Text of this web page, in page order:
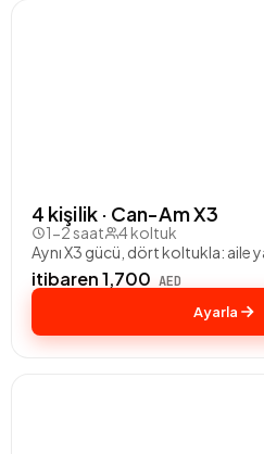
4 kişilik · Can-Am X3
1-2 saat
4 koltuk
Aynı X3 gücü, dört koltukla: aile
itibaren 1,700 AED
Ayarla